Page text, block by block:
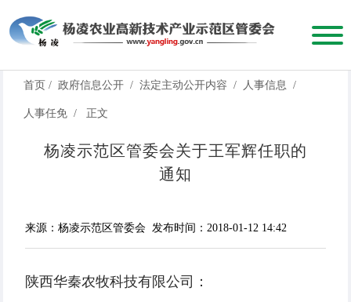
首页 / 政府信息公开 / 法定主动公开内容 / 人事信息 /
人事任免 / 正文
杨凌示范区管委会关于王军辉任职的
通知
来源：杨凌示范区管委会 发布时间：2018-01-12 14:42
陕西华秦农牧科技有限公司：